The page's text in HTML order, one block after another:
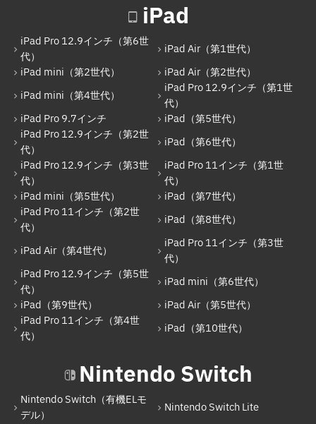
iPad
iPad Pro 12.9インチ（第6世
代）
iPad Air（第1世代）
iPad mini（第2世代）
iPad Air（第2世代）
iPad mini（第4世代）
iPad Pro 12.9インチ（第1世
代）
iPad Pro 9.7インチ
iPad（第5世代）
iPad Pro 12.9インチ（第2世
代）
iPad（第6世代）
iPad Pro 12.9インチ（第3世
代）
iPad Pro 11インチ（第1世
代）
iPad mini（第5世代）
iPad（第7世代）
iPad Pro 11インチ（第2世
代）
iPad（第8世代）
iPad Air（第4世代）
iPad Pro 11インチ（第3世
代）
iPad Pro 12.9インチ（第5世
代）
iPad mini（第6世代）
iPad（第9世代）
iPad Air（第5世代）
iPad Pro 11インチ（第4世
代）
iPad（第10世代）
Nintendo Switch
Nintendo Switch（有機ELモ
デル）
Nintendo Switch Lite